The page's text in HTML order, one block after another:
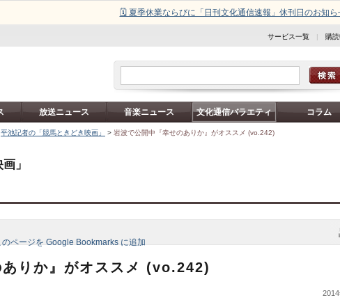
🗓️ 夏季休業ならびに「日刊文化通信速報」休刊日のお知ら
サービス一覧 | 購
放送ニュース 音楽ニュース 文化通信バラエティ コラム
平池記者の「競馬ときどき映画」 > 岩波で公開中『幸せのありか』がオススメ (vo.242)
」
りか』がオススメ (vo.242)